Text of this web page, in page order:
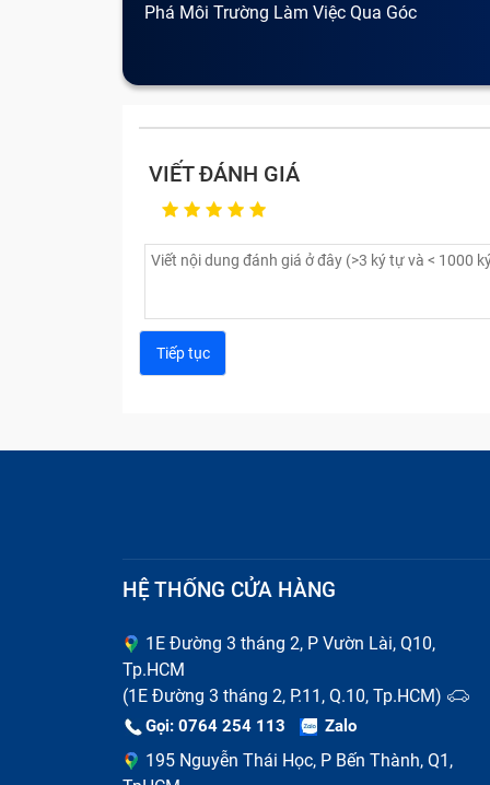
Phá Môi Trường Làm Việc Qua Góc
VIẾT ĐÁNH GIÁ
HỆ THỐNG CỬA HÀNG
1E Đường 3 tháng 2, P Vườn Lài, Q10,
Tp.HCM
(1E Đường 3 tháng 2, P.11, Q.10, Tp.HCM)
Gọi: 0764 254 113 Zalo
195 Nguyễn Thái Học, P Bến Thành, Q1,